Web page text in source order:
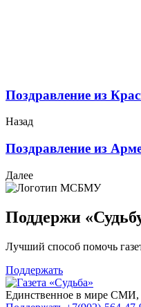
Поздравление из
Назад
Поздравление из
Далее
Поддержи
Лучший способ помочь
Поддержать
Единственное в мире СМИ,